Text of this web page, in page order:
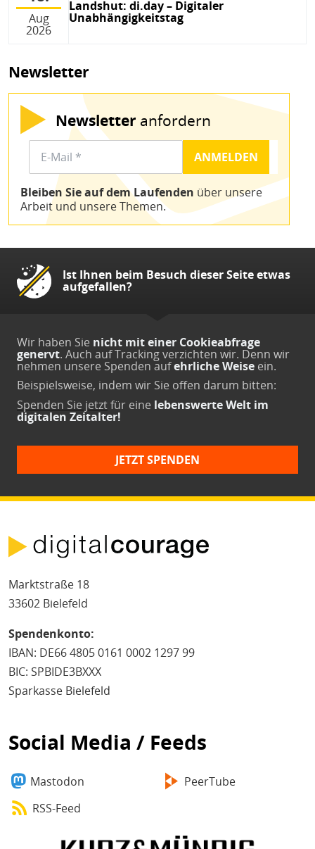
Aug
2026
Landshut: di.day – Digitaler
Unabhängigkeitstag
Newsletter
Newsletter anfordern
Bleiben Sie auf dem Laufenden über unsere
Arbeit und unsere Themen.
Ist Ihnen beim Besuch dieser Seite etwas
aufgefallen?
Wir haben Sie nicht mit einer Cookieabfrage
genervt. Auch auf Tracking verzichten wir. Denn wir
nehmen unsere Spenden aufehrliche Weise ein.
Beispielsweise, indem wir Sie offen darum bitten:
Spenden Sie jetztfür eine lebenswerte Welt im
digitalen Zeitalter!
JETZT SPENDEN
Marktstraße 18
33602 Bielefeld
Spendenkonto:
IBAN: DE66 4805 0161 0002 1297 99
BIC: SPBIDE3BXXX
Sparkasse Bielefeld
Social Media / Feeds
Mastodon
PeerTube
RSS-Feed